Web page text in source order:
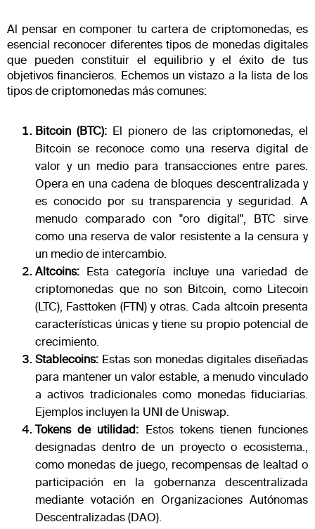
Al pensar en componer tu cartera de criptomonedas, es
esencial reconocer diferentes tipos de monedas digitales
que pueden constituir el equilibrio y el éxito de tus
objetivos financieros. Echemos un vistazo a la lista de los
tipos de criptomonedas más comunes:
Bitcoin (BTC): El pionero de las criptomonedas, el
Bitcoin se reconoce como una reserva digital de
valor y un medio para transacciones entre pares.
Opera en una cadena de bloques descentralizada y
es conocido por su transparencia y seguridad. A
menudo comparado con "oro digital", BTC sirve
como una reserva de valor resistente a la censura y
un medio de intercambio.
Altcoins:
Esta categoría incluye una variedad de
criptomonedas que no son Bitcoin, como Litecoin
(LTC), Fasttoken (FTN) y otras. Cada altcoin presenta
características únicas y tiene su propio potencial de
crecimiento.
Stablecoins: Estas son monedas digitales diseñadas
para mantener un valor estable, a menudo vinculado
a activos tradicionales como monedas fiduciarias.
Ejemplos incluyen la UNI de Uniswap.
Tokens de utilidad: Estos tokens tienen funciones
designadas dentro de un proyecto o ecosistema.,
como monedas de juego, recompensas de lealtad o
participación en la gobernanza descentralizada
mediante votación en Organizaciones Autónomas
Descentralizadas (DAO).